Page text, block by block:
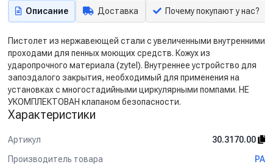
Описание Доставка Почему покупают у нас?
Пистолет из нержавеющей стали с увеличенными внутренними
проходами для пенных моющих средств. Кожух из
ударопрочного материала (zytel). Внутреннее устройство для
запоздалого закрытия, необходимый для применения на
установках с многостадийными циркулярными помпами. НЕ
УКОМПЛЕКТОВАН клапаном безопасности.
Характеристики
Артикул
30.3170.00
Производитель товара
PA